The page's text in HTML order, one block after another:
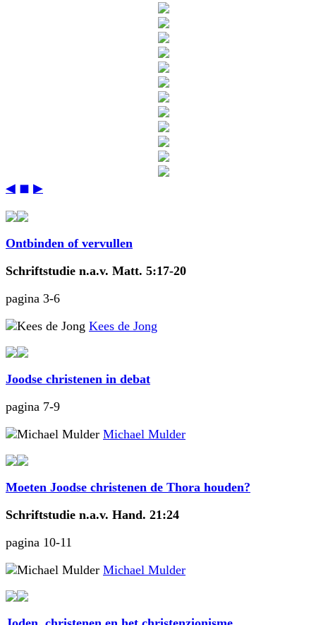
◀ ◼ ▶
Ontbinden of vervullen
Schriftstudie n.a.v. Matt. 5:17-20
pagina 3-6
Kees de Jong
Joodse christenen in debat
pagina 7-9
Michael Mulder
Moeten Joodse christenen de Thora houden?
Schriftstudie n.a.v. Hand. 21:24
pagina 10-11
Michael Mulder